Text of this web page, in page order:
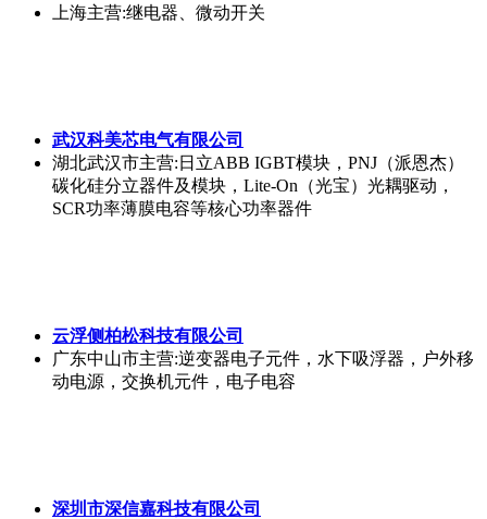
上海主营:继电器、微动开关
武汉科美芯电气有限公司
湖北武汉市主营:日立ABB IGBT模块，PNJ（派恩杰）
碳化硅分立器件及模块，Lite-On（光宝）光耦驱动，
SCR功率薄膜电容等核心功率器件
云浮侧柏松科技有限公司
广东中山市主营:逆变器电子元件，水下吸浮器，户外移
动电源，交换机元件，电子电容
深圳市深信嘉科技有限公司